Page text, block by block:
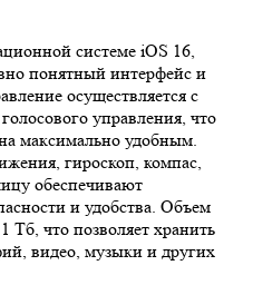
системе iOS 16,
понятный интерфейс и
осуществляется с
управления, что
максимально удобным.
гироскоп, компас,
обеспечивают
и удобства. Объем
Тб, что позволяет хранить
видео, музыки и других